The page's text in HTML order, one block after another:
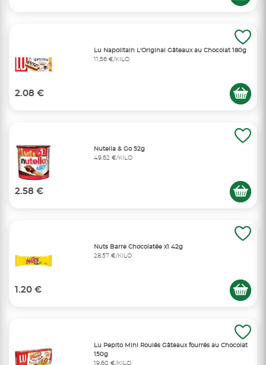
Lu Napolitain L'Original Gâteaux au Chocolat 180g
11,56 €/KILO
2.08 €
Nutella & Go 52g
49,62 €/KILO
2.58 €
Nuts Barre Chocolatée x1 42g
28,57 €/KILO
1.20 €
Lu Pepito Mini Roulés Gâteaux fourrés au Chocolat
150g
19,60 €/KILO